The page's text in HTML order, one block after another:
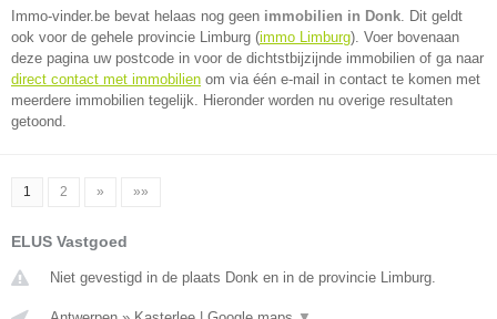
Immo-vinder.be bevat helaas nog geen immobilien in Donk. Dit geldt
ook voor de gehele provincie Limburg (immo Limburg). Voer bovenaan
deze pagina uw postcode in voor de dichtstbijzijnde immobilien of ga naar
direct contact met immobilien om via één e-mail in contact te komen met
meerdere immobilien tegelijk. Hieronder worden nu overige resultaten
getoond.
1 2 » »»
ELUS Vastgoed
Niet gevestigd in de plaats Donk en in de provincie Limburg.